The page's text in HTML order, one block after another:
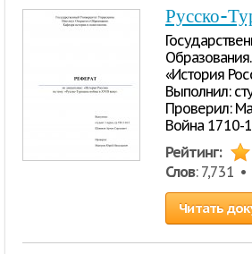
Русско-
«История
Выполнил:
Проверил:
Война 1710-
Рейтинг:
Слов: 7,731 •
Читать